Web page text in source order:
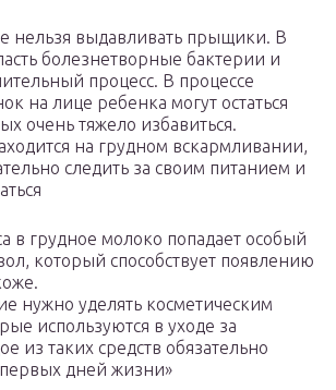
нельзя выдавливать прыщики. В
болезнетворные бактерии и
процесс. В процессе
на лице ребенка могут остаться
очень тяжело избавиться.
на грудном вскармливании,
следить за своим питанием и
в грудное молоко попадает особый
который способствует появлению
нужно уделять косметическим
используются в уходе за
из таких средств обязательно
дней жизни»